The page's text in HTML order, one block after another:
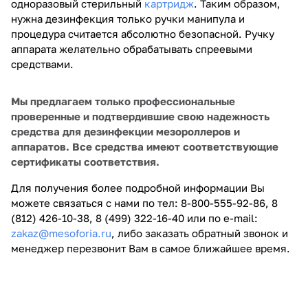
одноразовый стерильный картридж. Таким образом,
нужна дезинфекция только ручки манипула и
процедура считается абсолютно безопасной. Ручку
аппарата желательно обрабатывать спреевыми
средствами.
Мы предлагаем только профессиональные
проверенные и подтвердившие свою надежность
средства для дезинфекции мезороллеров и
аппаратов. Все средства имеют соответствующие
сертификаты соответствия.
Для получения более подробной информации Вы
можете связаться с нами по тел: 8-800-555-92-86, 8
(812) 426-10-38, 8 (499) 322-16-40 или по e-mail:
zakaz@mesoforia.ru, либо заказать обратный звонок и
менеджер перезвонит Вам в самое ближайшее время.